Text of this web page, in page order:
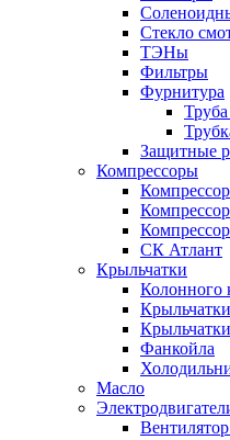
Стекло
ТЭНы
Фильтры
Фурнитура
Защитные
Компрессоры
СК Атлант
Крыльчатки
Колонного
Фанкойла
Масло